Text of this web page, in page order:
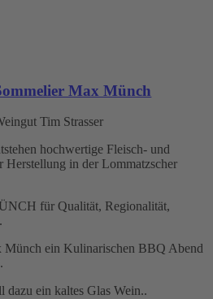
Max Münch
Tim Strasser
hochwertige Fleisch- und
Herstellung in der Lommatzscher
für Qualität, Regionalität,
Münch ein Kulinarischen BBQ Abend
dazu ein kaltes Glas Wein..